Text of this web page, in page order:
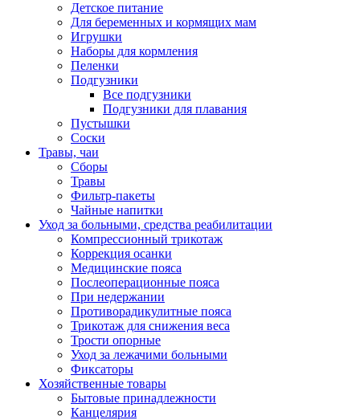
Детское питание
Для беременных и кормящих мам
Игрушки
Наборы для кормления
Пеленки
Подгузники
Все подгузники
Подгузники для плавания
Пустышки
Соски
Травы, чаи
Сборы
Травы
Фильтр-пакеты
Чайные напитки
Уход за больными, средства реабилитации
Компрессионный трикотаж
Коррекция осанки
Медицинские пояса
Послеоперационные пояса
При недержании
Противорадикулитные пояса
Трикотаж для снижения веса
Трости опорные
Уход за лежачими больными
Фиксаторы
Хозяйственные товары
Бытовые принадлежности
Канцелярия